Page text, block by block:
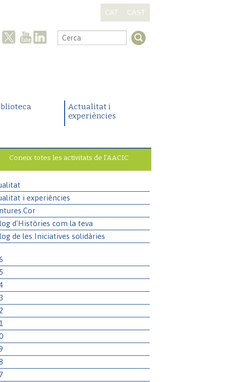
CAT CAST
.
Actualitat i
experiències
Coneix totes les activitats de l’AACIC
i experiències
d'Històries com la teva
de les Iniciatives solidàries